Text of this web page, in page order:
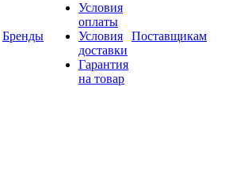
Бренды
Условия
оплаты
Условия
доставки
Гарантия
на товар
Поставщикам